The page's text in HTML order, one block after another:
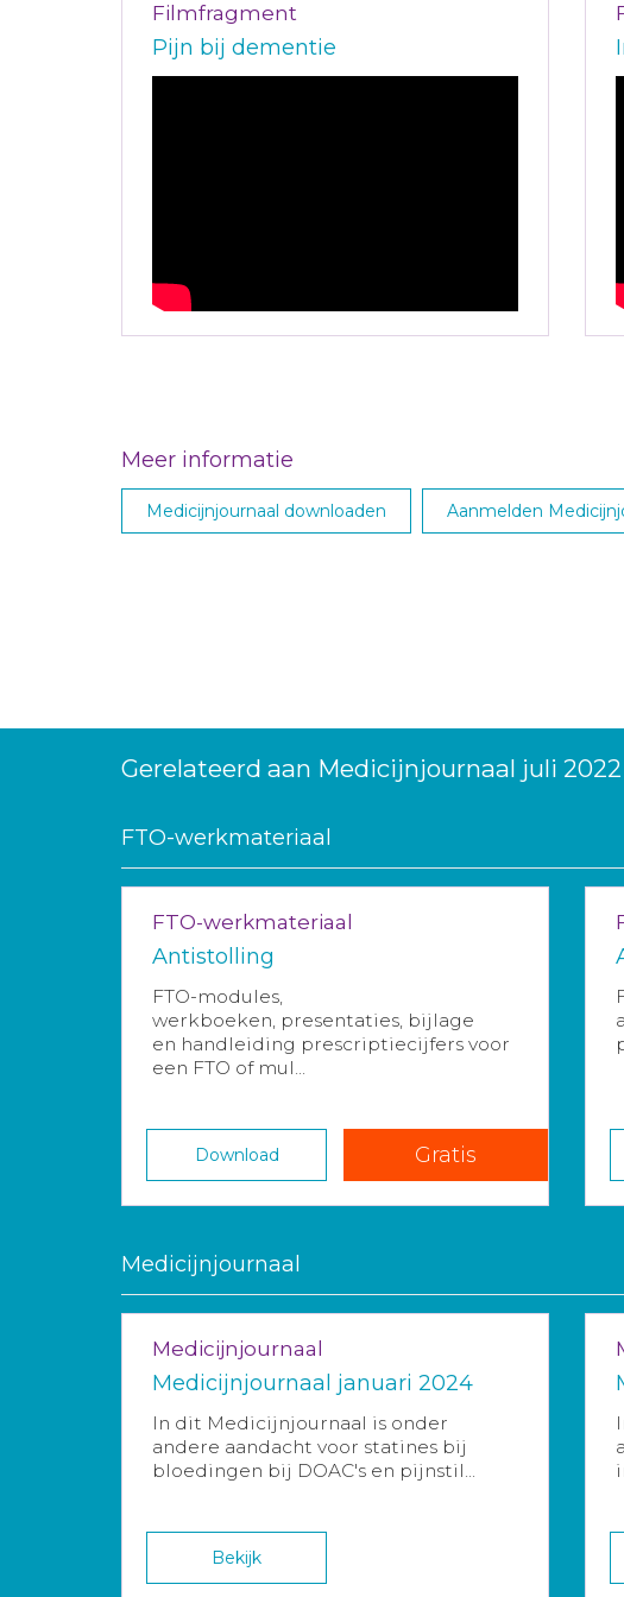
Filmfragment
Pijn bij dementie
Meer informatie
Medicijnjournaal downloaden Aanmelden
Gerelateerd aan Medicijnjournaal juli 2022
FTO-werkmateriaal
FTO-werkmateriaal
Antistolling
FTO-modules,
werkboeken, presentaties, bijlage
en handleiding prescriptiecijfers voor
een FTO of mul...
Download Gratis
Medicijnjournaal
Medicijnjournaal
Medicijnjournaal januari 2024
In dit Medicijnjournaal is onder
andere aandacht voor statines bij
bloedingen bij DOAC's en pijnstil...
Bekijk